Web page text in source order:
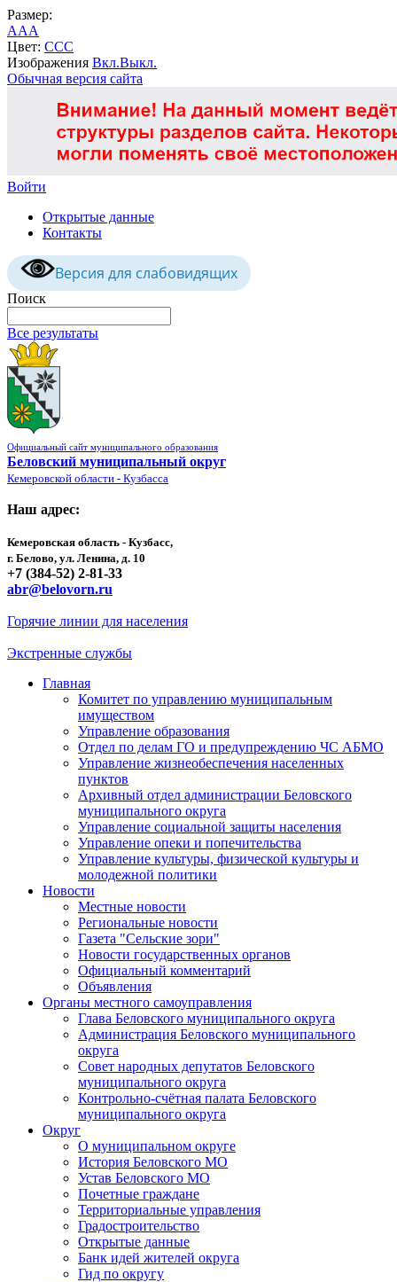
Размер:
AAA
Цвет: CCC
Изображения Вкл.Выкл.
Обычная версия сайта
Войти
Открытые данные
Контакты
Версия для слабовидящих
Поиск
Все результаты
Официальный сайт муниципального образования
Беловский муниципальный округ
Кемеровской области - Кузбасса
Наш адрес:
Кемеровская область - Кузбасс,
г. Белово, ул. Ленина, д. 10
+7 (384-52) 2-81-33
abr@belovorn.ru
Горячие линии для населения
Экстренные службы
Главная
Комитет по управлению муниципальным
имуществом
Управление образования
Отдел по делам ГО и предупреждению ЧС АБМО
Управление жизнеобеспечения населенных
пунктов
Архивный отдел администрации Беловского
муниципального округа
Управление социальной защиты населения
Управление опеки и попечительства
Управление культуры, физической культуры и
молодежной политики
Новости
Местные новости
Региональные новости
Газета "Сельские зори"
Новости государственных органов
Официальный комментарий
Объявления
Органы местного самоуправления
Глава Беловского муниципального округа
Администрация Беловского муниципального
округа
Совет народных депутатов Беловского
муниципального округа
Контрольно-счётная палата Беловского
муниципального округа
Округ
О муниципальном округе
История Беловского МО
Устав Беловского МО
Почетные граждане
Территориальные управления
Градостроительство
Открытые данные
Банк идей жителей округа
Гид по округу